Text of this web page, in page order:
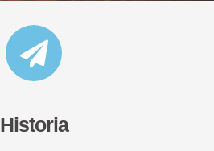
Historia